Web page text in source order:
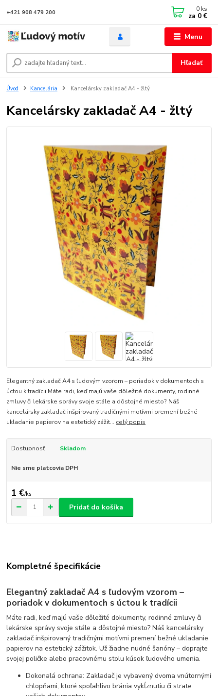
Menu
Hľadať
+421 908 479 200 0 ks
za 0 €
Úvod Kancelária Kancelársky zakladač A4 - žltý
Kancelársky zakladač A4 - žltý
Elegantný zakladač A4 s ľudovým vzorom – poriadok v dokumentoch s
úctou k tradícii Máte radi, keď majú vaše dôležité dokumenty, rodinné
zmluvy či lekárske správy svoje stále a dôstojné miesto? Náš
kancelársky zakladač inšpirovaný tradičnými motívmi premení bežné
ukladanie papierov na estetický zážit... celý popis
Dostupnosť Skladom
Nie sme platcovia DPH
1 €/ks
Pridať do košíka
Kompletné špecifikácie
Elegantný zakladač A4 s ľudovým vzorom –
poriadok v dokumentoch s úctou k tradícii
Máte radi, keď majú vaše dôležité dokumenty, rodinné zmluvy či
lekárske správy svoje stále a dôstojné miesto? Náš kancelársky
zakladač inšpirovaný tradičnými motívmi premení bežné ukladanie
papierov na estetický zážitok. Už žiadne nudné šanóny – doprajte
svojej poličke alebo pracovnému stolu kúsok ľudového umenia.
Dokonalá ochrana: Zakladač je vybavený dvoma vnútornými
chlopňami, ktoré spoľahlivo bránia vykĺznutiu či strate